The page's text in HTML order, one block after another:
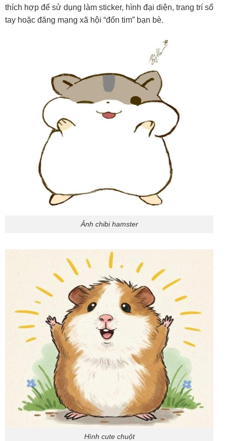
thích hợp để sử dụng làm sticker, hình đại diện, trang trí sổ
tay hoặc đăng mạng xã hội “đốn tim” bạn bè.
Ảnh chibi hamster
Hình cute chuột